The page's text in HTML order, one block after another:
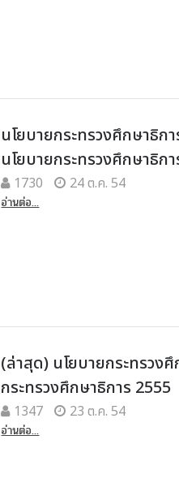
นโยบายกระทรวงศึกษาธิก
นโยบายกระทรวงศึกษาธิ
1730 24 ต.ค. 54
อ่านต่อ...
(ล่าสุด) นโยบายกระทรวง
กระทรวงศึกษาธิการ 2555
1347 23 ต.ค. 54
อ่านต่อ...